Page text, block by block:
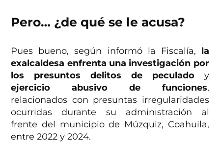
Pero… ¿de qué se le acusa?
Pues bueno, según informó la Fiscalía, la
exalcaldesa enfrenta una investigación por
los presuntos delitos de peculadoy
ejercicio abusivo de funciones,
relacionados con presuntas irregularidades
ocurridas durante su administración al
frente del municipio de Múzquiz, Coahuila,
entre 2022 y 2024.